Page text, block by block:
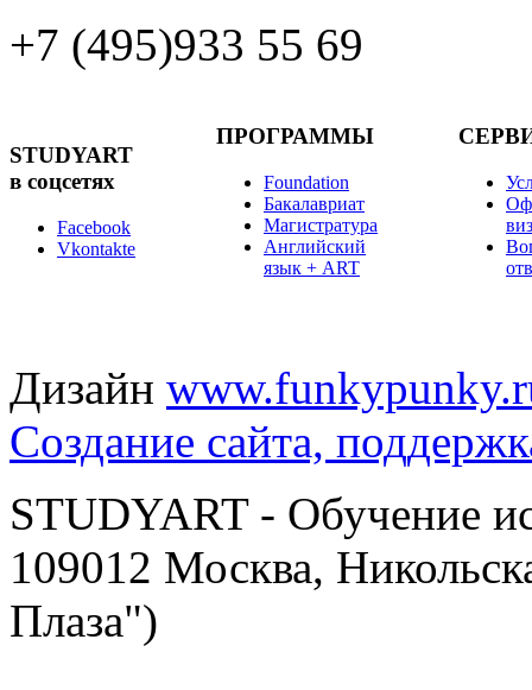
+7 (495)933 55 69
STUDYART
в соцсетях
Facebook
Vkontakte
ПРОГРАММЫ
Foundation
Бакалавриат
Магистратура
Английский
язык + ART
Дизайн
Создание сайта,
STUDYART - Обучение
109012 Москва,
Плаза")